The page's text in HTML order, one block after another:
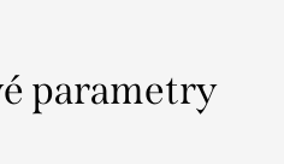
parametry